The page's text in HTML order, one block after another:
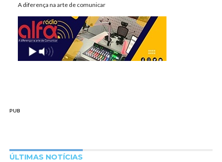
A diferença na arte de comunicar
PUB
ÚLTIMAS NOTÍCIAS